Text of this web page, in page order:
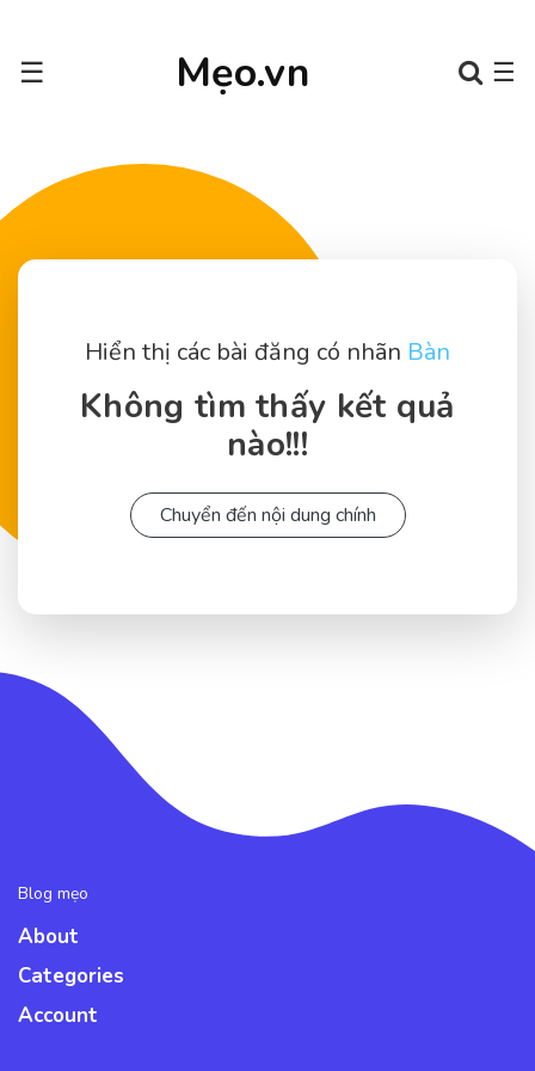
Mẹo.vn
☰ ☰
Hiển thị các bài đăng có nhãn Bàn
Không tìm thấy kết quả
nào!!!
Chuyển đến nội dung chính
Blog mẹo
About
Categories
Account